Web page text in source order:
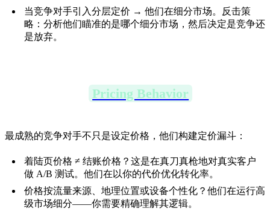
当竞争对手引入分层定价 → 他们在细分市场。反击策
略：分析他们瞄准的是哪个细分市场，然后决定是竞争还
是放弃。
Pricing Behavior
最成熟的竞争对手不只是设定价格，他们构建定价漏斗：
着陆页价格 ≠ 结账价格？这是在真刀真枪地对真实客户
做 A/B 测试。他们在以你的代价优化转化率。
价格按流量来源、地理位置或设备个性化？他们在运行高
级市场细分——你需要精确理解其逻辑。